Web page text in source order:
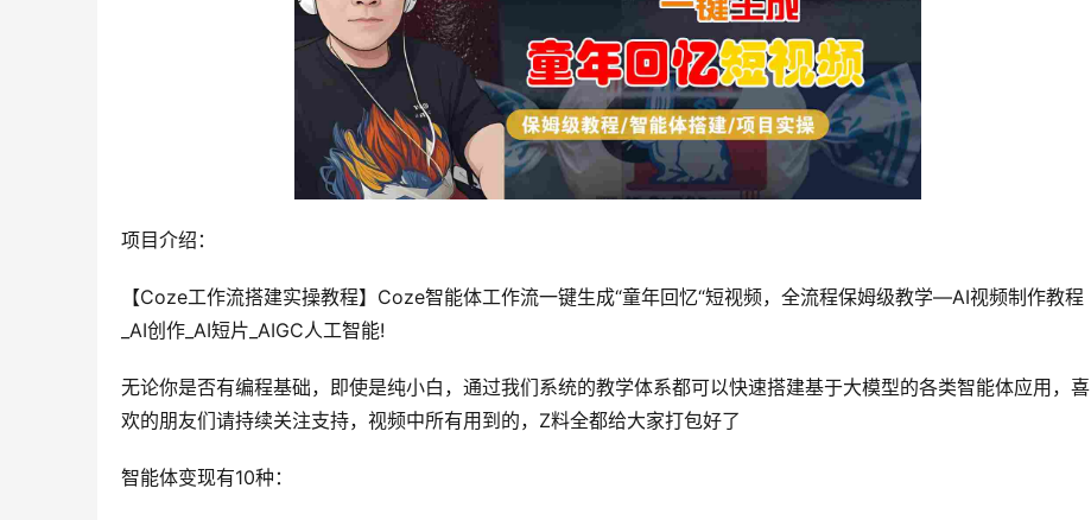
项目介绍：
【Coze工作流搭建实操教程】Coze智能体工作流一键生成“童年回忆“短视频，全流程保姆级教学—AI视频制作教程
_AI创作_AI短片_AIGC人工智能!
无论你是否有编程基础，即使是纯小白，通过我们系统的教学体系都可以快速搭建基于大模型的各类智能体应用，喜
欢的朋友们请持续关注支持，视频中所有用到的，Z料全都给大家打包好了
智能体变现有10种：